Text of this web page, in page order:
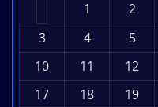
1
2
3
4 5
10
11 12
17
18 19